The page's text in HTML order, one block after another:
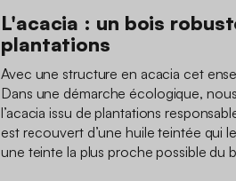
L'acacia : un bois
plantations
Avec une structure en acacia cet
Dans une démarche écologique,
l’acacia issu de plantations
est recouvert d’une huile teintée qui
une teinte la plus proche possible du